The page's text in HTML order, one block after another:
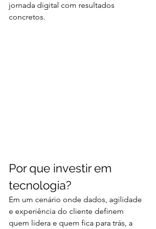
jornada digital com resultados
concretos.
Por que investir em
tecnologia?
Em um cenário onde dados, agilidade
e experiência do cliente definem
quem lidera e quem fica para trás, a